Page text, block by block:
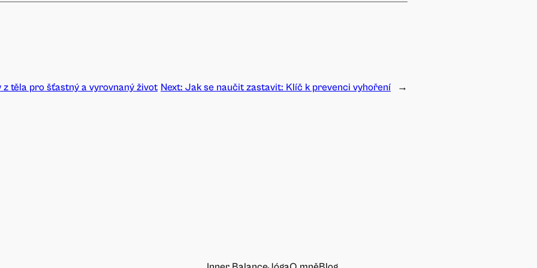
těla pro šťastný a vyrovnaný život Next: Jak se naučit zastavit: Klíč k prevenci vyhoření →